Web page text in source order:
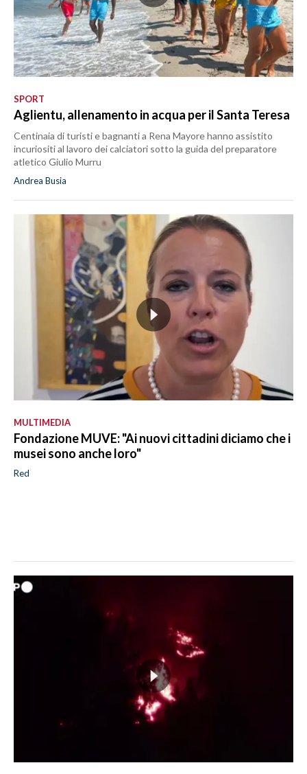
SPORT
Aglientu, allenamento in acqua per il Santa Teresa
Centinaia di turisti e bagnanti a Rena Mayore hanno assistito
incuriositi al lavoro dei calciatori sotto la guida del preparatore
atletico Giulio Murru
Andrea Busia
MULTIMEDIA
Fondazione MUVE: "Ai nuovi cittadini diciamo che i
musei sono anche loro"
Red